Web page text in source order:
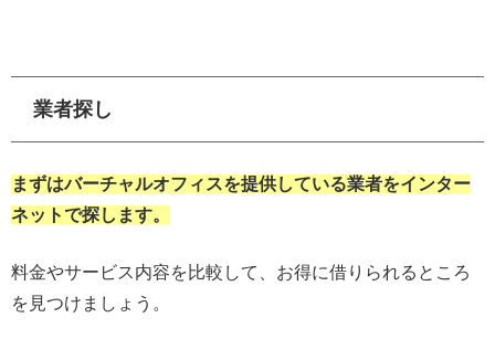
業者探し
まずはバーチャルオフィスを提供している業者をインター
ネットで探します。
料金やサービス内容を比較して、お得に借りられるところ
を見つけましょう。